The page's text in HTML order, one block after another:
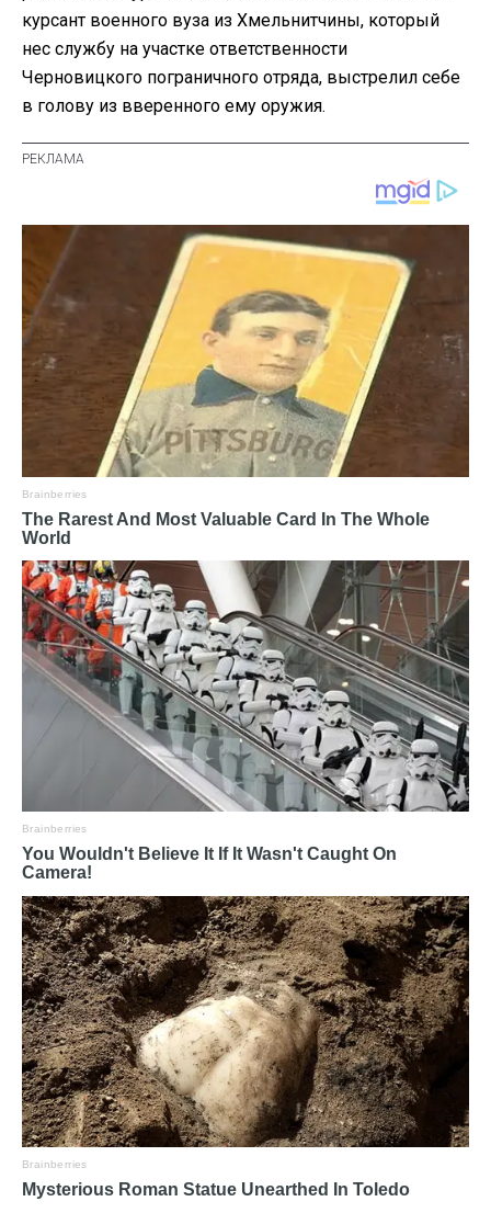
курсант военного вуза из Хмельнитчины, который
нес службу на участке ответственности
Черновицкого пограничного отряда, выстрелил себе
в голову из вверенного ему оружия.